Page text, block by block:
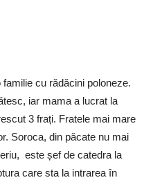
cu rădăcini poloneze.
iar mama a lucrat la
3 frați. Fratele mai mare
Soroca, din păcate nu mai
este șef de catedra la
care sta la intrarea în